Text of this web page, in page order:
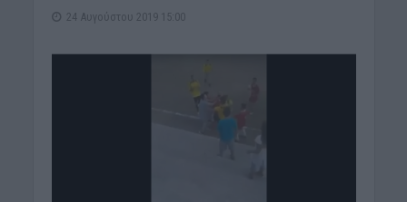
24 Αυγούστου 2019 15:00